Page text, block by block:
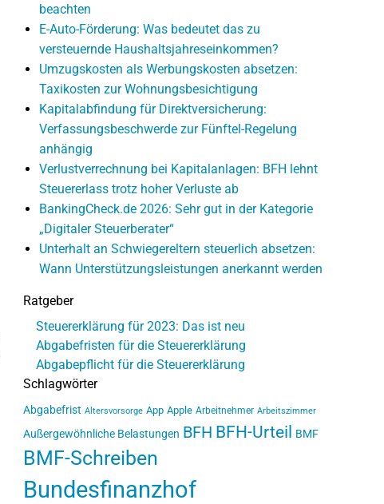
beachten
E-Auto-Förderung: Was bedeutet das zu
versteuernde Haushaltsjahreseinkommen?
Umzugskosten als Werbungskosten absetzen:
Taxikosten zur Wohnungsbesichtigung
Kapitalabfindung für Direktversicherung:
Verfassungsbeschwerde zur Fünftel-Regelung
anhängig
Verlustverrechnung bei Kapitalanlagen: BFH lehnt
Steuererlass trotz hoher Verluste ab
BankingCheck.de 2026: Sehr gut in der Kategorie
„Digitaler Steuerberater“
Unterhalt an Schwiegereltern steuerlich absetzen:
Wann Unterstützungsleistungen anerkannt werden
Ratgeber
Steuererklärung für 2023: Das ist neu
Abgabefristen für die Steuererklärung
Abgabepflicht für die Steuererklärung
Schlagwörter
Abgabefrist Altersvorsorge App Apple Arbeitnehmer Arbeitszimmer
Außergewöhnliche Belastungen BFH BFH-Urteil BMF
BMF-Schreiben
Bundesfinanzhof